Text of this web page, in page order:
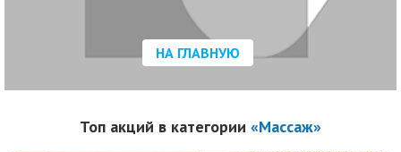
НА ГЛАВНУЮ
Топ акций в категории «Массаж»